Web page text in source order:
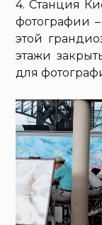
4. Станция
фотографии
этой
этажи
для